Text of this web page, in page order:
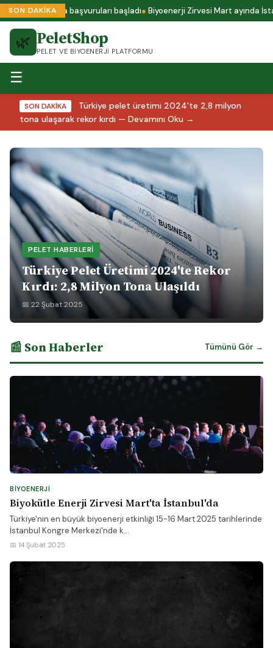
SON DAKİKA
A1 sertifika başvuruları başladı Biyoenerji Zirvesi Mart ayında
🌿 PeletShop
PELET VE BIYOENERJI PLATFORMU
☰
SON DAKİKA
Türkiye pelet üretimi 2024'te 2,8 milyon
tona ulaşarak rekor kırdı — Devamını Oku →
PELET HABERLERI
Türkiye Pelet Üretimi 2024'te Rekor
Kırdı: 2,8 Milyon Tona Ulaşıldı
📅 22 Şubat 2025
📰 Son Haberler Tümünü Gör →
BIYOENERJI
Biyokütle Enerji Zirvesi Mart'ta İstanbul'da
Türkiye'nin en büyük biyoenerji etkinliği 15-16 Mart 2025 tarihlerinde
İstanbul Kongre Merkezi'nde k...
📅 14 Şubat 2025